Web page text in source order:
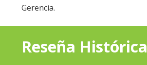
Gerencia.
Reseña Histórica